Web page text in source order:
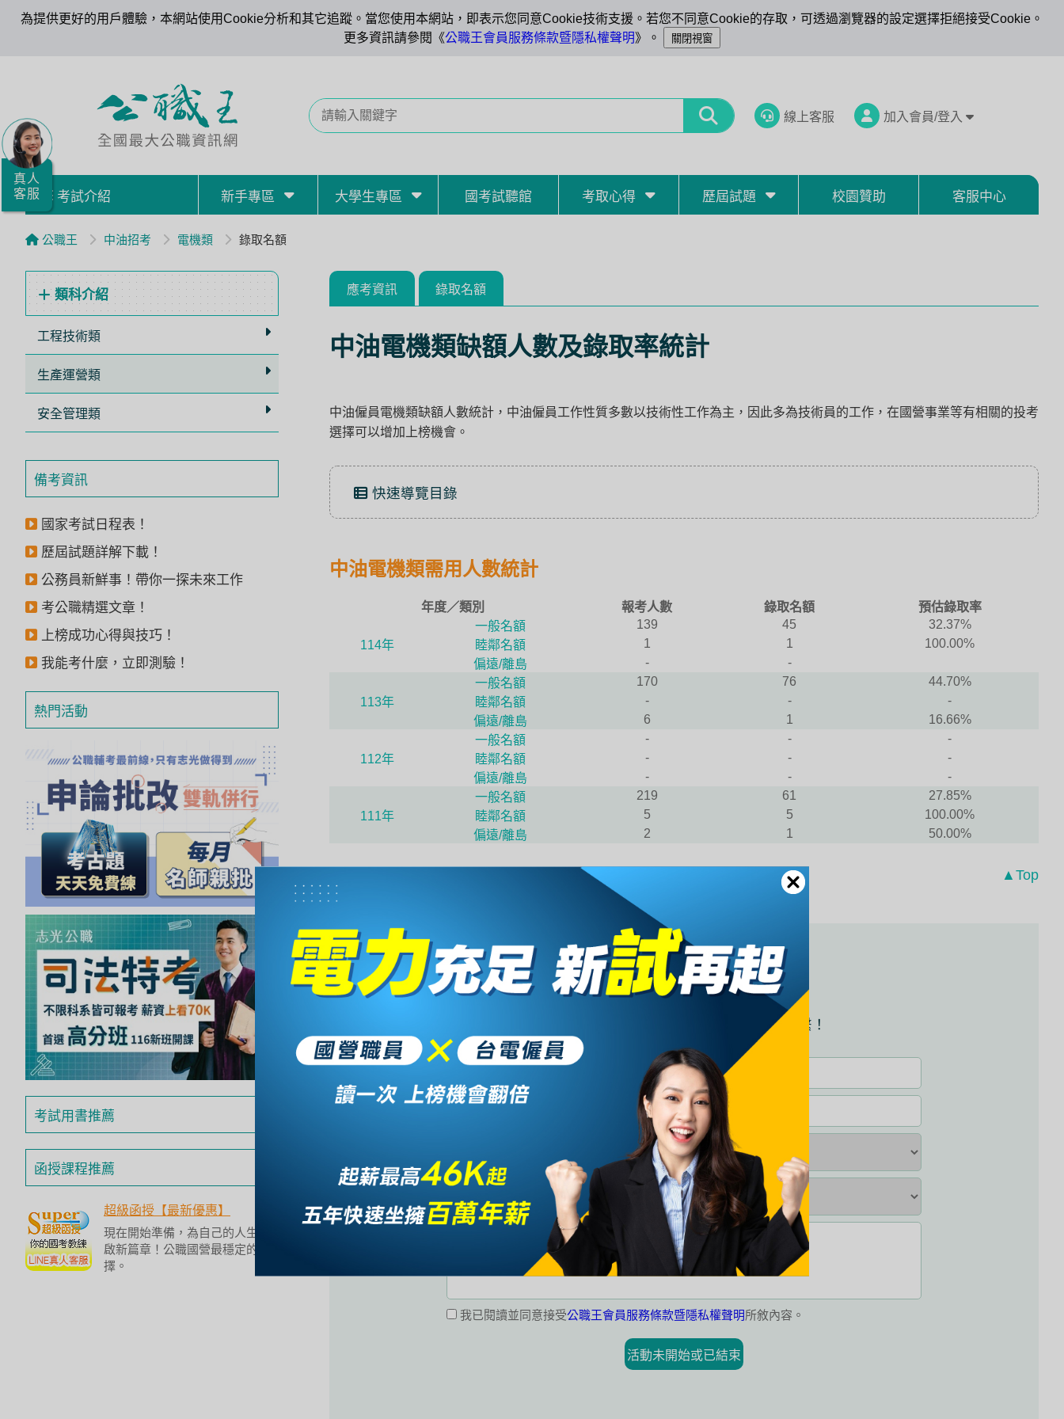
為提供更好的用戶體驗，本網站使用Cookie分析和其它追蹤。當您使用本網站，即表示您同意Cookie技術支援。若您不同意Cookie的存取，可透過瀏覽器的設定選擇拒絕接受Cookie。
更多資訊請參閱《公職王會員服務條款暨隱私權聲明》。
線上客服 加入會員/登入
考試介紹 新手專區 大學生專區 國考試聽館 考取心得 歷屆試題 校園贊助 客服中心
公職王 中油招考 電機類 錄取名額
類科介紹
工程技術類
生產運營類
安全管理類
備考資訊
國家考試日程表！
歷屆試題詳解下載！
公務員新鮮事！帶你一探未來工作
考公職精選文章！
上榜成功心得與技巧！
我能考什麼，立即測驗！
熱門活動
考試用書推薦
函授課程推薦
超級函授【最新優惠】
現在開始準備，為自己的人生開
啟新篇章！公職國營最穩定的選
擇。
應考資訊 錄取名額
中油電機類缺額人數及錄取率統計
中油僱員電機類缺額人數統計，中油僱員工作性質多數以技術性工作為主，因此多為技術員的工作，在國營事業等有相關的投考
選擇可以增加上榜機會。
快速導覽目錄
中油電機類需用人數統計
年度／類別 報考人數 錄取名額 預估錄取率
114年
一般名額 139 45
32.37%
睦鄰名額
1 1
100.00%
偏遠/離島
- -
113年
一般名額 170 76
44.70%
睦鄰名額
- -
-
偏遠/離島
6 1 16.66%
112年
一般名額 - -
-
睦鄰名額
- -
-
偏遠/離島
- - -
111年
一般名額 219 61
27.85%
睦鄰名額
5 5
100.00%
偏遠/離島
2 1 50.00%
▲Top
想瞭解相關考試資訊嗎？
請填寫下列資訊，客服專員將儘速與您聯繫！
我已閱讀並同意接受公職王會員服務條款暨隱私權聲明所敘內容。
活動未開始或已結束
真人
客服
職/
就
業/
證
務
據
點
即
LINE
帳
號
享
專
人
服
獲
折
扣！